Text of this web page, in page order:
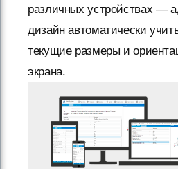
различных устройствах —
дизайн автоматически
текущие размеры и
экрана.